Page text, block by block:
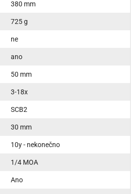
380 mm
725 g
ne
ano
50 mm
3-18x
SCB2
30 mm
10y - nekonečno
1/4 MOA
Ano